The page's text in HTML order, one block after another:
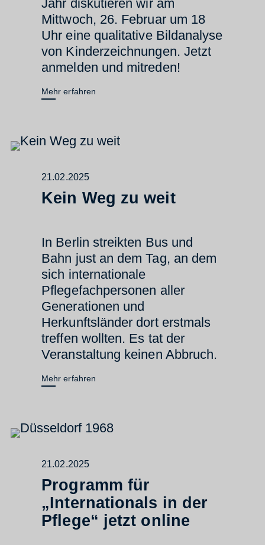
Jahr diskutieren wir am
Mittwoch, 26. Februar um 18
Uhr eine qualitative Bildanalyse
von Kinderzeichnungen. Jetzt
anmelden und mitreden!
Mehr erfahren
21.02.2025
Kein Weg zu weit
In Berlin streikten Bus und
Bahn just an dem Tag, an dem
sich internationale
Pflegefachpersonen aller
Generationen und
Herkunftsländer dort erstmals
treffen wollten. Es tat der
Veranstaltung keinen Abbruch.
Mehr erfahren
21.02.2025
Programm für
„Internationals in der
Pflege“ jetzt online